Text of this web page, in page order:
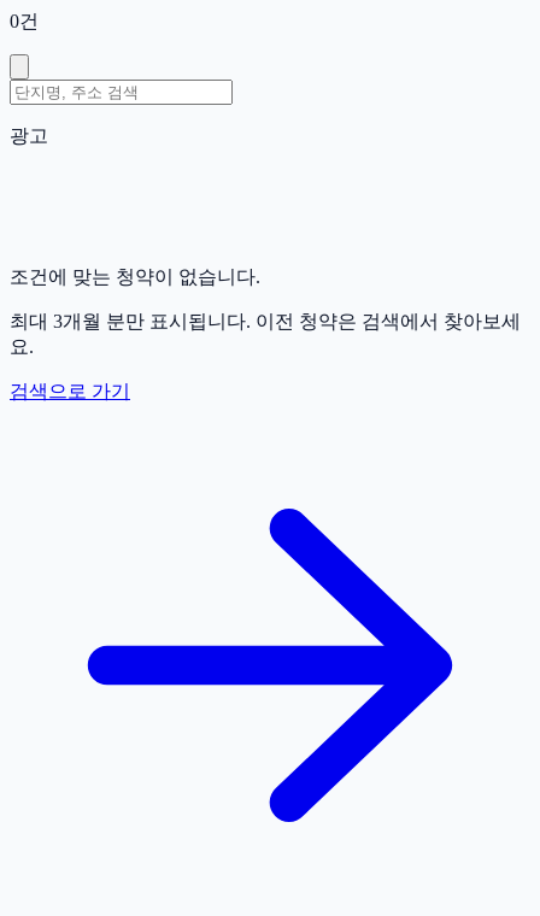
0건
광고
조건에 맞는 청약이 없습니다.
최대 3개월 분만 표시됩니다. 이전 청약은 검색에서 찾아보세
요.
검색으로 가기